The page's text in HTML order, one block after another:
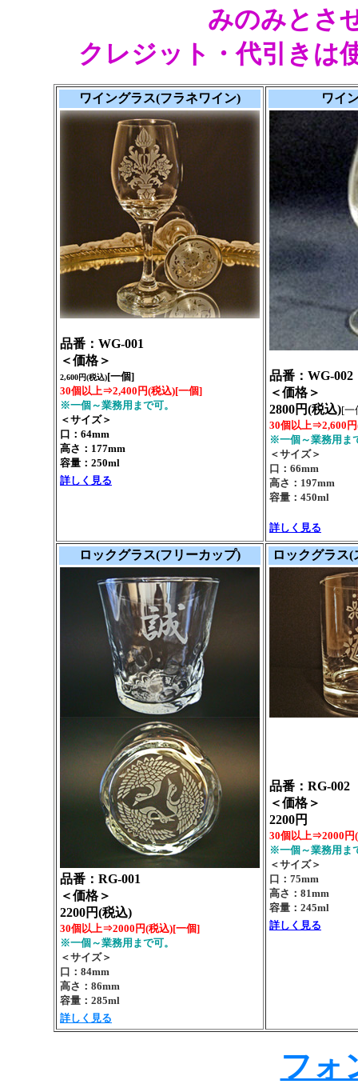
みのみとさ
クレジット・代引きは
ワイングラス(フラネワイン)
品番：WG-001
＜価格＞
2,600円(税込)[一個]
30個以上⇒2,400円(税込)[一個]
※一個～業務用まで可。
＜サイズ＞
口：64mm
高さ：177mm
容量：250ml
詳しく見る
ワイ
品番：WG-002
＜価格＞
2800円(税込)[一
30個以上⇒2,600
※一個～業務用ま
＜サイズ＞
口：66mm
高さ：197mm
容量：450ml
詳しく見る
ロックグラス(フリーカップ)
品番：RG-001
＜価格＞
2200円(税込)
30個以上⇒2000円(税込)[一個]
※一個～業務用まで可。
＜サイズ＞
口：84mm
高さ：86mm
容量：285ml
詳しく見る
ロックグラス
品番：RG-002
＜価格＞
2200円
30個以上⇒2000円
※一個～業務用ま
＜サイズ＞
口：75mm
高さ：81mm
容量：245ml
詳しく見る
フォ